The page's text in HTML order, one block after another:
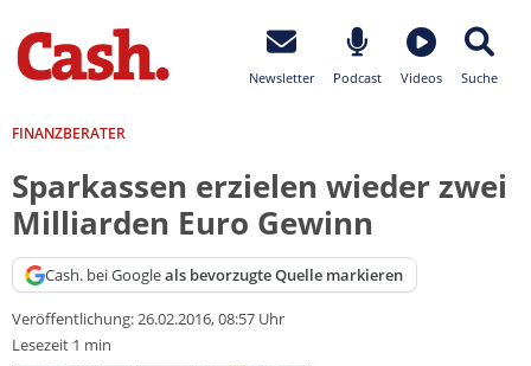
Newsletter Podcast Videos Suche
FINANZBERATER
Sparkassen erzielen wieder zwei
Milliarden Euro Gewinn
Cash. bei Googleals bevorzugte Quelle markieren
Veröffentlichung:26.02.2016, 08:57 Uhr
Lesezeit 1 min